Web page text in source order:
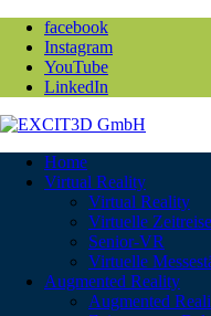
facebook
Instagram
YouTube
LinkedIn
Home
Virtual Reality
Virtual Reality
Virtuelle
Senior-VR
Virtuelle
Augmented Reality
Augmented